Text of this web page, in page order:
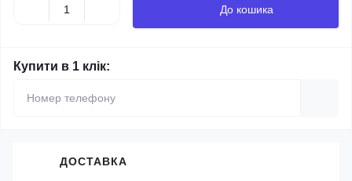
До кошика
Купити в 1 клік:
ДОСТАВКА